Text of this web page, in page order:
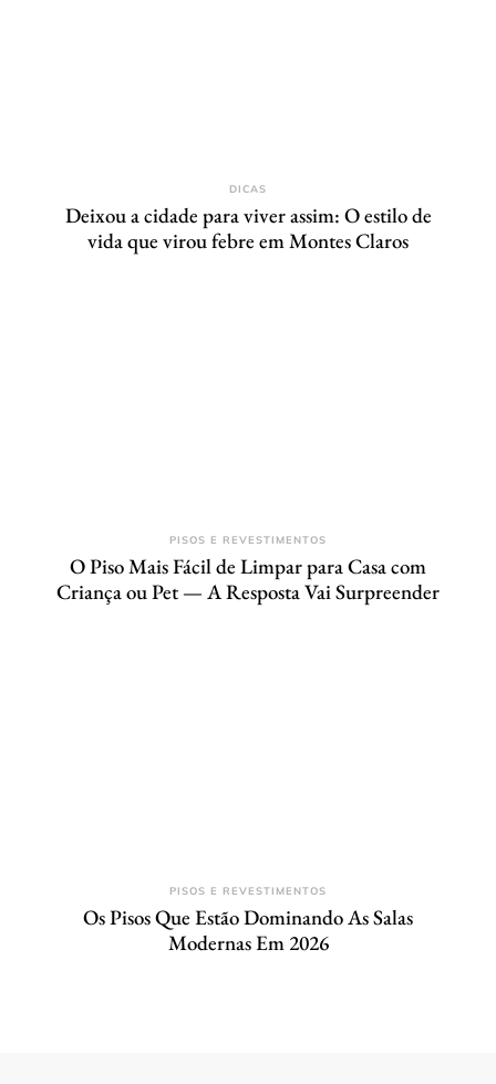
DICAS
Deixou a cidade para viver assim: O estilo de
vida que virou febre em Montes Claros
PISOS E REVESTIMENTOS
O Piso Mais Fácil de Limpar para Casa com
Criança ou Pet — A Resposta Vai Surpreender
PISOS E REVESTIMENTOS
Os Pisos Que Estão Dominando As Salas
Modernas Em 2026